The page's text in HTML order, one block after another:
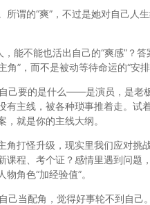
谓的“爽”，不过是她对自己人
能不能也活出自己的“爽感”？
”，而不是被动等待命运的“安排”
己要的是什么——是演员，是老
有主线，被各种琐事推着走。试
就是你的主线大纲。
角打怪升级，现实里我们应对挑
程、考个证？感情里遇到问题
角色“加经验值”。
己当配角，觉得好事轮不到自己